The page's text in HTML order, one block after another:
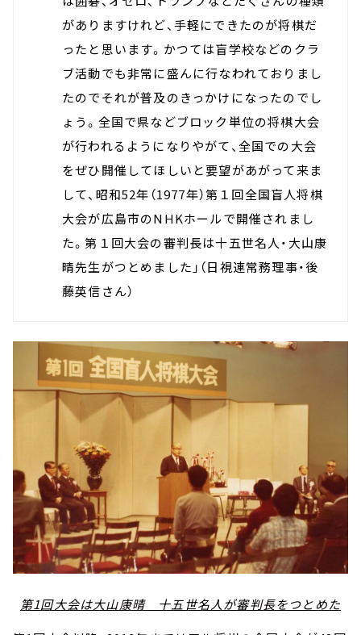
がありますけれど、手軽にできたのが将棋だ
ったと思います。かつては盲学校などのクラ
ブ活動でも非常に盛んに行なわれておりまし
たのでそれが普及のきっかけになったのでし
ょう。全国で県などブロック単位の将棋大会
が行われるようになりやがて、全国での大会
をぜひ開催してほしいと要望があがって来ま
して、昭和52年（1977年）第１回全国盲人将棋
大会が広島市のNHKホールで開催されまし
た。第１回大会の審判長は十五世名人・大山康
晴先生がつとめました」（日視連常務理事・後
藤英信さん）
第1回大会は大山康晴 十五世名人が審判長をつとめた